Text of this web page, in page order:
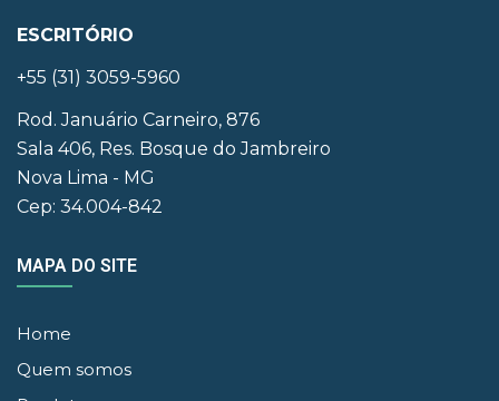
ESCRITÓRIO
+55 (31) 3059-5960
Rod. Januário Carneiro, 876
Sala 406, Res. Bosque do Jambreiro
Nova Lima - MG
Cep: 34.004-842
MAPA DO SITE
Home
Quem somos